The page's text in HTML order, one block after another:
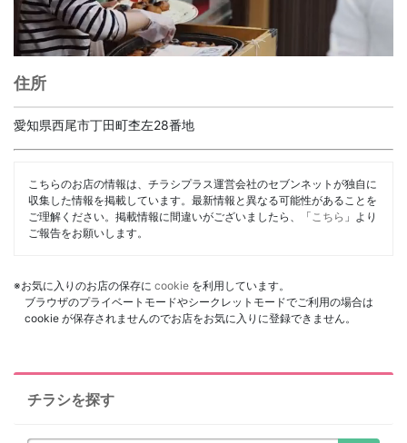
住所
愛知県西尾市丁田町杢左28番地
こちらのお店の情報は、チラシプラス運営会社のセブンネットが独自に
収集した情報を掲載しています。最新情報と異なる可能性があることを
ご理解ください。掲載情報に間違いがございましたら、「 こちら 」より
ご報告をお願いします。
※お気に入りのお店の保存に cookie を利用しています。
ブラウザのプライベートモードやシークレットモードでご利用の場合は
cookie が保存されませんのでお店をお気に入りに登録できません。
チラシを探す